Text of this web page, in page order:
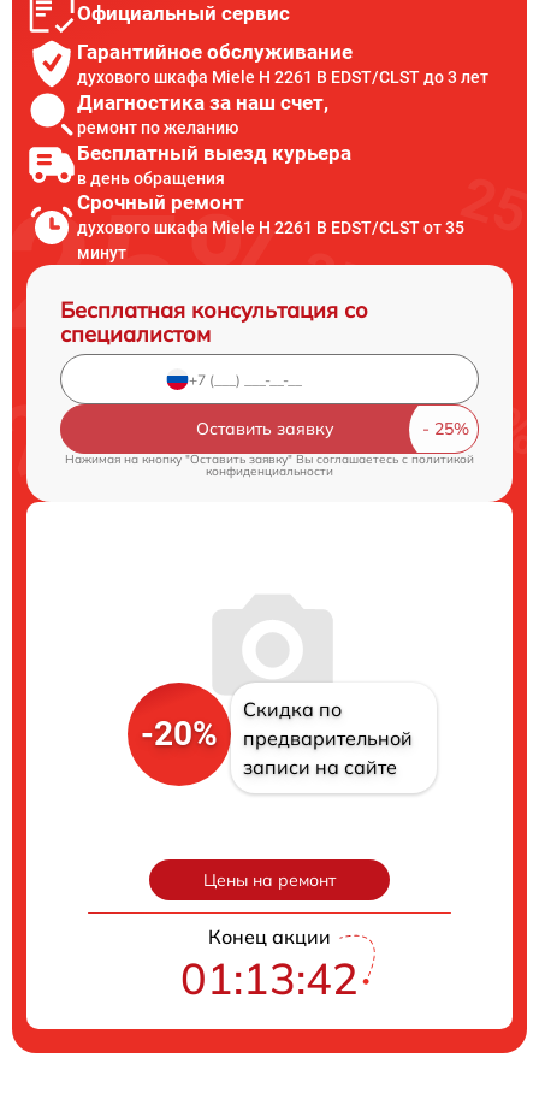
Официальный сервис
Гарантийное обслуживание
духового шкафа Miele H 2261 B EDST/CLST до 3 лет
Диагностика за наш счет,
ремонт по желанию
Бесплатный выезд курьера
в день обращения
Срочный ремонт
духового шкафа Miele H 2261 B EDST/CLST от 35
минут
Бесплатная консультация со
специалистом
Оставить заявку
Нажимая на кнопку "Оставить заявку" Вы соглашаетесь cполитикой
конфиденциальности
-20%
Скидка по
предварительной
записи на сайте
Цены на ремонт
Конец акции
01:13:42